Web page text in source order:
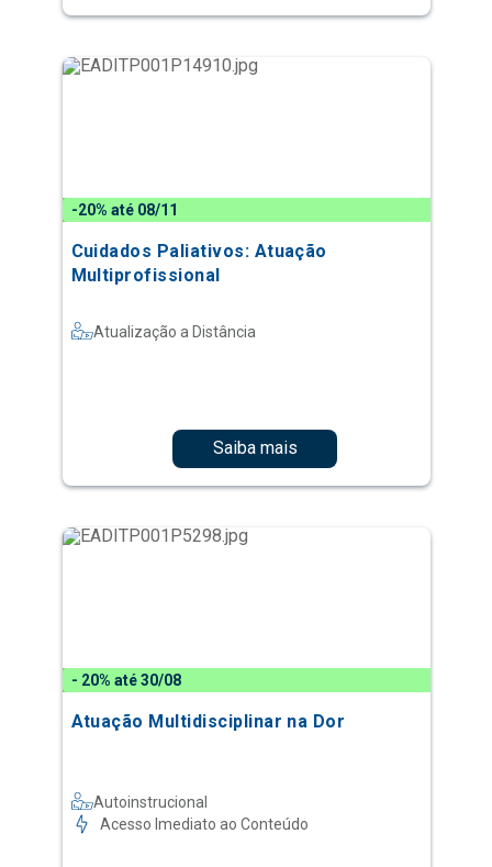
-20% até 08/11
Cuidados Paliativos: Atuação
Multiprofissional
Atualização a Distância
Saiba mais
- 20% até 30/08
Atuação Multidisciplinar na Dor
Autoinstrucional
Acesso Imediato ao Conteúdo